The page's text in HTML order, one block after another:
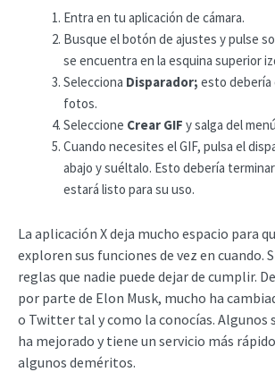
Entra en tu aplicación de cámara.
Busque el botón de ajustes y pulse
se encuentra en la esquina superior
Selecciona Disparador; esto debería
fotos.
Seleccione Crear GIF y salga del
Cuando necesites el GIF, pulsa el
abajo y suéltalo. Esto debería
estará listo para su uso.
La aplicación X deja mucho espacio para
exploren sus funciones de vez en cuando.
reglas que nadie puede dejar de cumplir.
por parte de Elon Musk, mucho ha
o Twitter tal y como la conocías. Algunos
ha mejorado y tiene un servicio más
algunos deméritos.